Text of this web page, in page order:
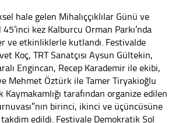
hale gelen Mihalıççıklılar Günü ve
kez Kalburcu Orman Parkı’nda
ve etkinliklerle kutlandı. Festivalde
Koç, TRT Sanatçısı Aysun Gültekin,
Engincan, Recep Karademir ile ekibi,
Mehmet Öztürk ile Tamer Tiryakioğlu
Kaymakamlığı tarafından organize edilen
birinci, ikinci ve üçüncüsüne
edildi. Festivale Demokratik Sol